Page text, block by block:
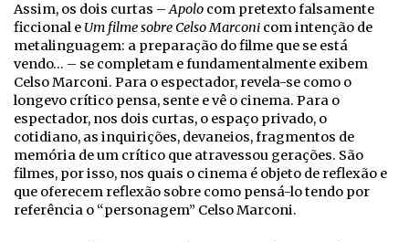
Assim, os dois curtas –Apolo com pretexto falsamente
ficcional e Um filme sobre Celso Marconi com intenção de
metalinguagem: a preparação do filme que se está
vendo… – se completam e fundamentalmente exibem
Celso Marconi. Para o espectador, revela-se como o
longevo crítico pensa, sente e vê o cinema. Para o
espectador, nos dois curtas, o espaço privado, o
cotidiano, as inquirições, devaneios, fragmentos de
memória de um crítico que atravessou gerações. São
filmes, por isso, nos quais o cinema é objeto de reflexão e
que oferecem reflexão sobre como pensá-lo tendo por
referência o “personagem” Celso Marconi.